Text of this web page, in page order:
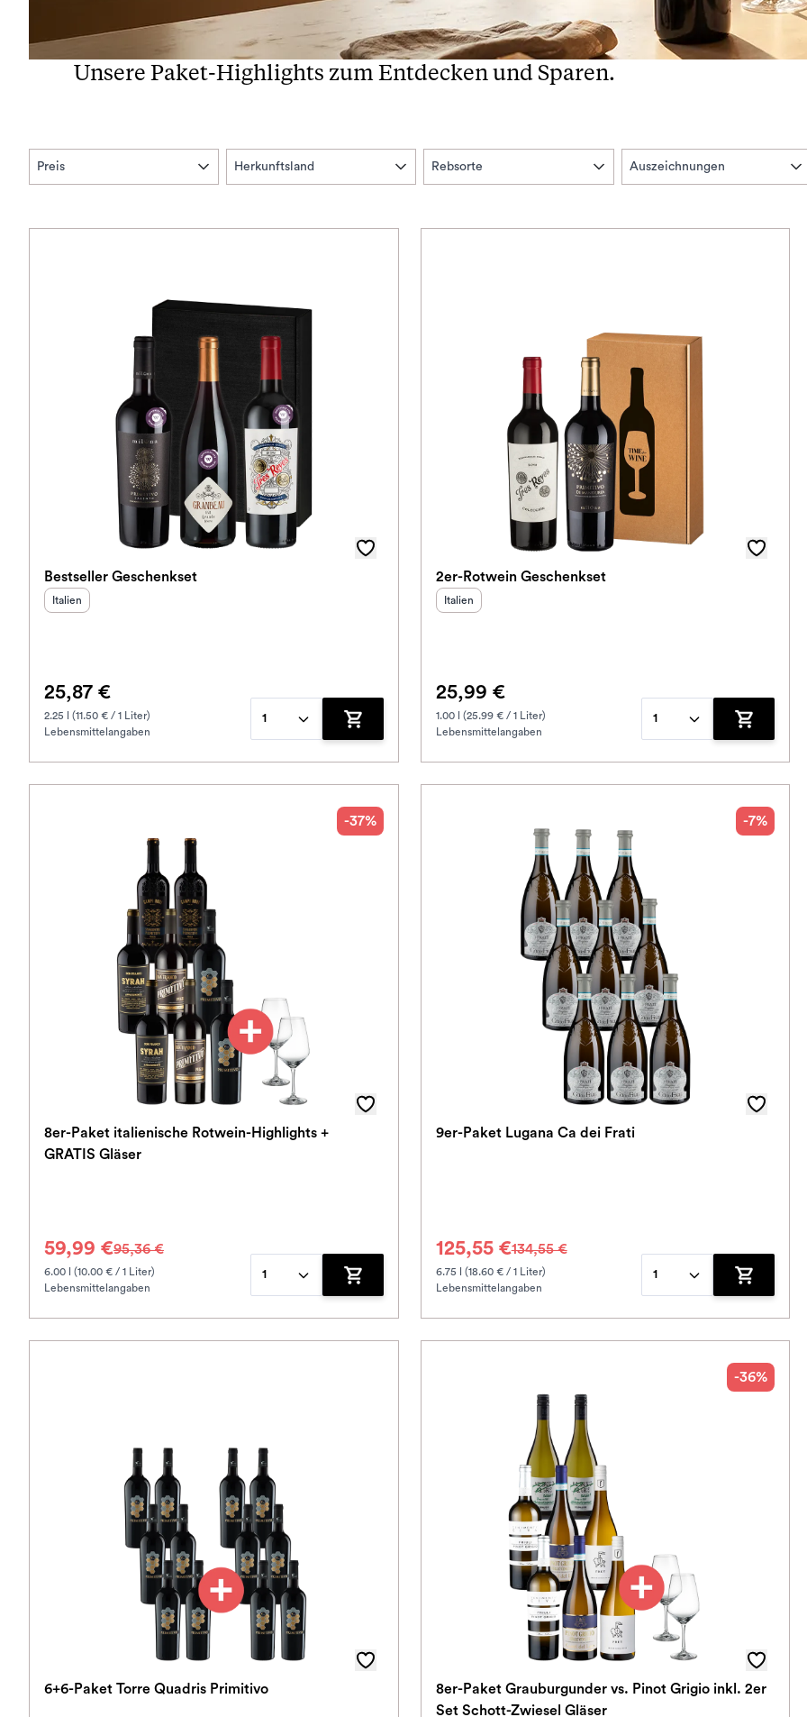
Unsere Paket-Highlights zum Entdecken und Sparen.
Preis Herkunftsland Rebsorte Auszeichnungen
Bestseller Geschenkset
Herkunftsland
Italien
25,87 €
2.25 l (11.50 € / 1 Liter)
Lebensmittelangaben
1
Zum Warenkorb hinzufügen
2er-Rotwein Geschenkset
Herkunftsland
Italien
25,99 €
1.00 l (25.99 € / 1 Liter)
Lebensmittelangaben
1
Zum
-37%
8er-Paket italienische Rotwein-Highlights +
GRATIS Gläser
59,99 €95,36 €
6.00 l (10.00 € / 1 Liter)
Lebensmittelangaben
1
Zum Warenkorb hinzufügen
-7%
9er-Paket Lugana Ca dei Frati
125,55 €134,55 €
6.75 l (18.60 € / 1 Liter)
Lebensmittelangaben
1
Zum
6+6-Paket Torre Quadris Primitivo
-36%
8er-Paket Grauburgunder vs. Pinot Grigio inkl. 2er
Set Schott-Zwiesel Gläser